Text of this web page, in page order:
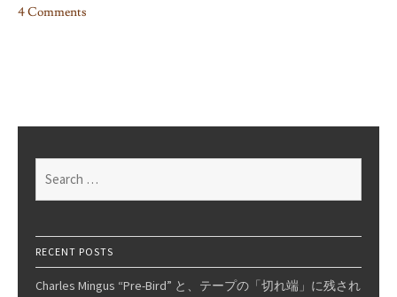
4 Comments
for:
RECENT POSTS
Charles Mingus “Pre-Bird” と、テープの「切れ端」に残され